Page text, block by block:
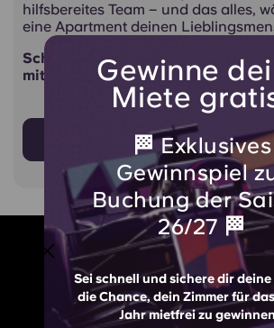
Gewinne
Miete
🏁 Exklusives
Gewinnspiel
Buchung der
26/27 🏁
Sei schnell und sichere dir deine
die Chance, dein Zimmer für
Jahr mietfrei zu
hilfsbereites Team – und das alles,
eine Apartment deinen
Schick uns einfach eine E-Mail
mit uns zu quatschen Über uns
Kontakt